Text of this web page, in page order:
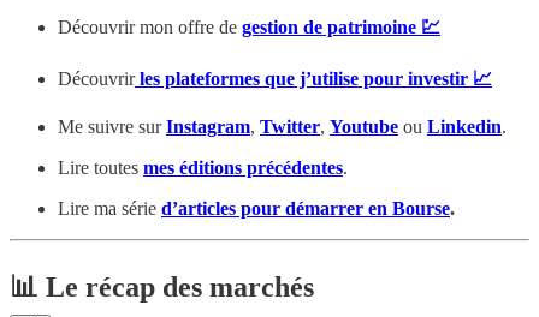
Découvrir mon offre de gestion de patrimoine 💹
Découvrirles plateformes que j’utilise pour investir 📈
Me suivre surInstagram, Twitter, Youtube ou Linkedin.
Lire toutes mes éditions précédentes.
Lire ma série d’articles pour démarrer en Bourse.
📊 Le récap des marchés